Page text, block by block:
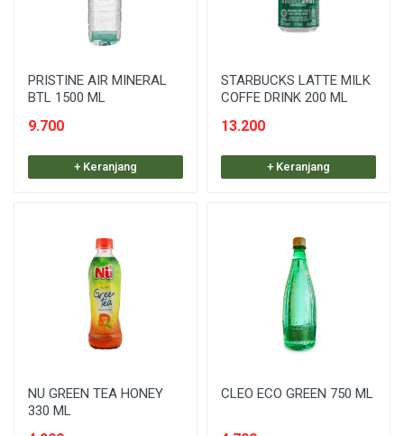
PRISTINE AIR MINERAL
BTL 1500 ML
9.700
+ Keranjang
STARBUCKS LATTE MILK
COFFE DRINK 200 ML
13.200
+ Keranjang
NU GREEN TEA HONEY
330 ML
CLEO ECO GREEN 750 ML